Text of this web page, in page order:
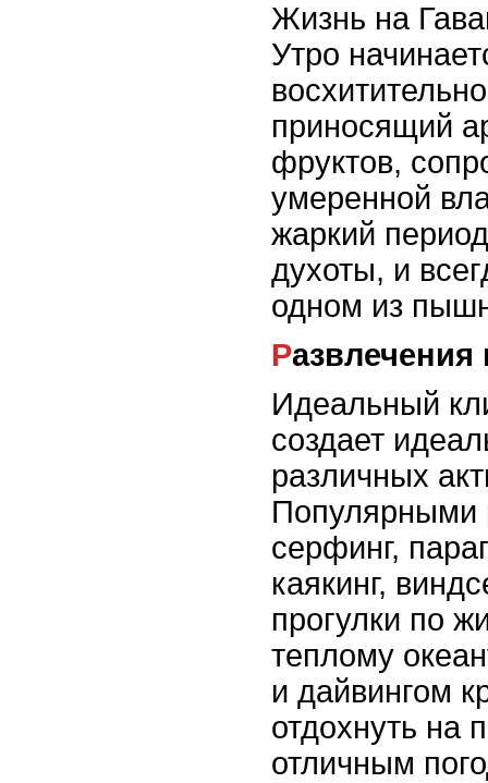
Жизнь на
Утро
приносящий
фруктов,
умеренной
жаркий
духоты, и
одном из
Идеальный
создает
различных
Популярными
серфинг,
каякинг,
прогулки по
теплому
и дайвингом
отдохнуть на
отличным